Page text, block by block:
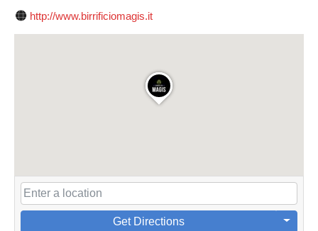
http://www.birrificiomagis.it
Get Directions